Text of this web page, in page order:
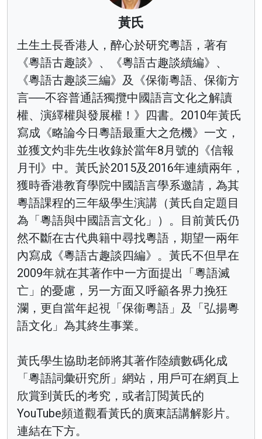
黃氏
土生土長香港人，醉心於研究粵語，著有
《粵語古趣談》、《粵語古趣談續編》、
《粵語古趣談三編》及《保衞粵語、保衞方
言──不容普通話獨攬中國語言文化之解讀
權、演繹權與發展權！》四書。2010年黃氏
寫成《略論今日粵語最重大之危機》一文，
並獲文灼非先生收錄於當年8月號的《信報
月刊》中。黃氏於2015及2016年連續兩年，
獲時香港教育學院中國語言學系邀請，為其
粵語課程的三年級學生演講（黃氏自定題目
為「粵語與中國語言文化」）。目前黃氏仍
然不斷在古代典籍中尋找粵語，期望一兩年
內寫成《粵語古趣談四編》。黃氏不但早在
2009年就在其著作中一方面提出「粵語滅
亡」的憂慮，另一方面又呼籲各界力挽狂
瀾，更自當年起視「保衞粵語」及「弘揚粵
語文化」為其終生事業。
黃氏學生協助老師將其著作陸續數碼化成
「粵語詞彙硏究所」網站，用戶可在網頁上
欣賞到黃氏的考究，或者訂閲黃氏的
YouTube頻道觀看黃氏的廣東話講解影片。
連結在下方。